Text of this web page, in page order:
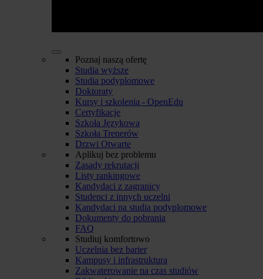
Poznaj naszą ofertę
Studia wyższe
Studia podyplomowe
Doktoraty
Kursy i szkolenia - OpenEdu
Certyfikacje
Szkoła Językowa
Szkoła Trenerów
Drzwi Otwarte
Aplikuj bez problemu
Zasady rekrutacji
Listy rankingowe
Kandydaci z zagranicy
Studenci z innych uczelni
Kandydaci na studia podyplomowe
Dokumenty do pobrania
FAQ
Studiuj komfortowo
Uczelnia bez barier
Kampusy i infrastruktura
Zakwaterowanie na czas studiów